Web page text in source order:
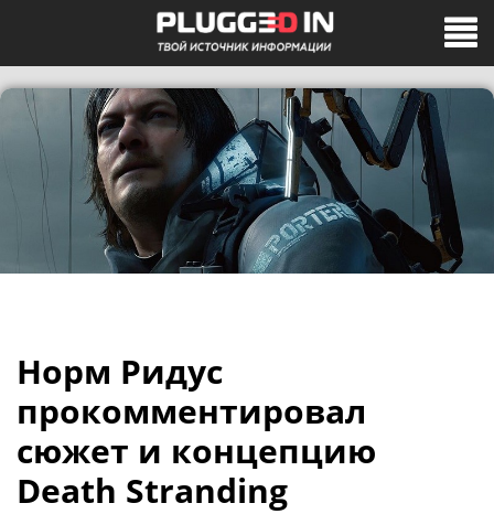
Норм Ридус
прокомментировал
сюжет и концепцию
Death Stranding